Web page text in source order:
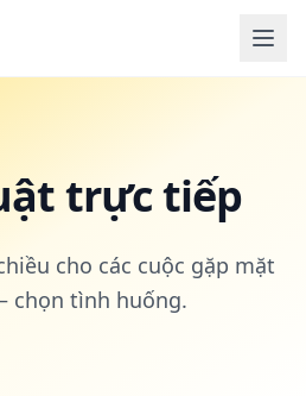
trực tiếp
cho các cuộc gặp mặt
chọn tình huống.